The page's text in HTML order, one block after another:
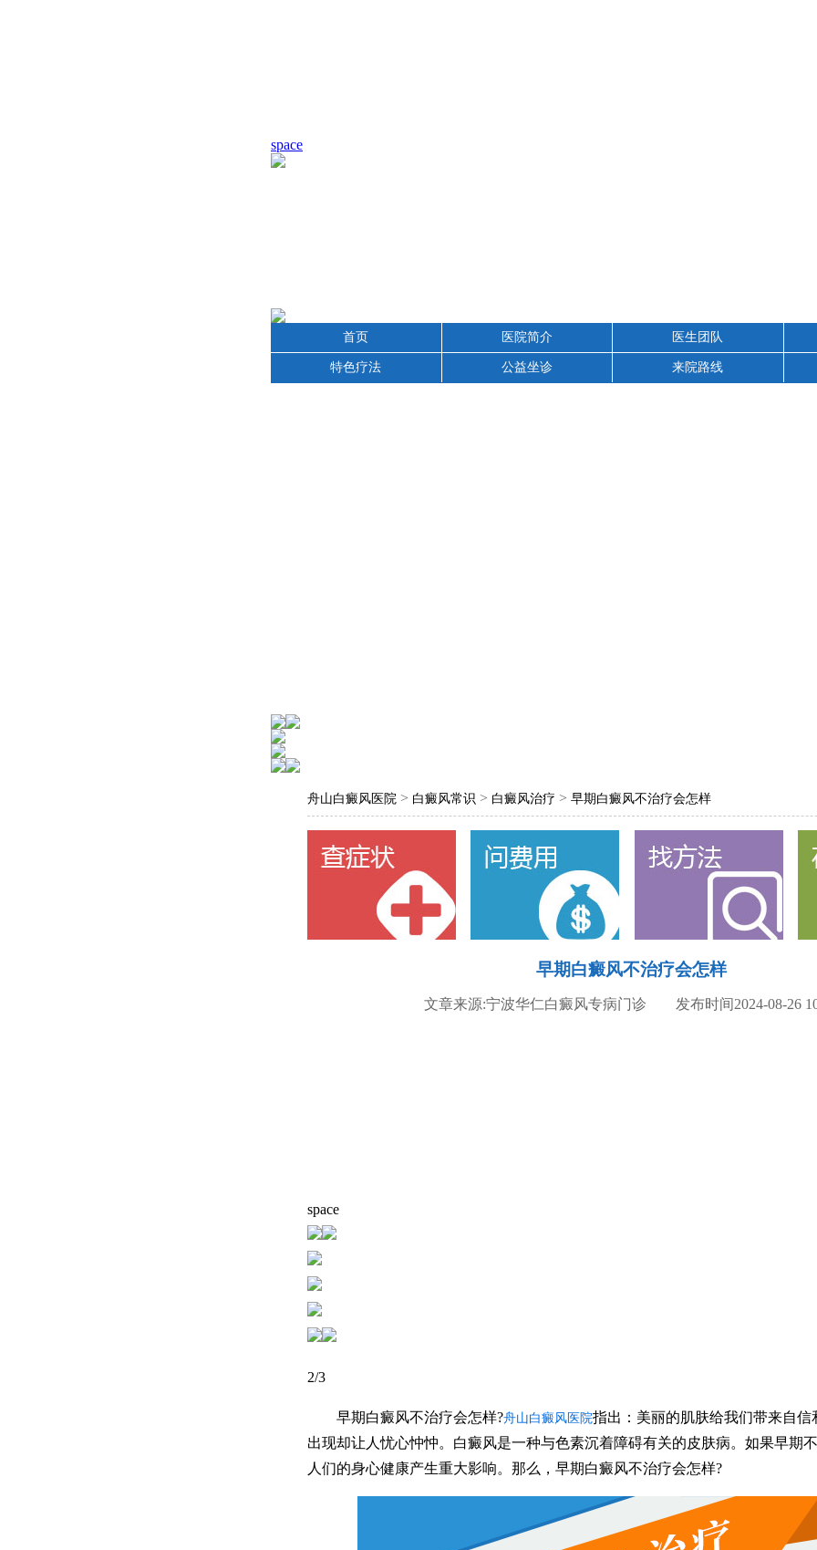
space
首页 医院简介 医生团队
特色疗法 公益坐诊 来院路线
舟山白癜风医院 > 白癜风常识 > 白癜风治疗 > 早期白癜风不治疗会怎样
早期白癜风不治疗会怎样
文章来源:宁波华仁白癜风专病门诊 发布时间2024-08-26
space
3/3
早期白癜风不治疗会怎样?舟山白癜风医院指出：美丽的肌肤给我们带来自信
出现却让人忧心忡忡。白癜风是一种与色素沉着障碍有关的皮肤病。如果早期
人们的身心健康产生重大影响。那么，早期白癜风不治疗会怎样?